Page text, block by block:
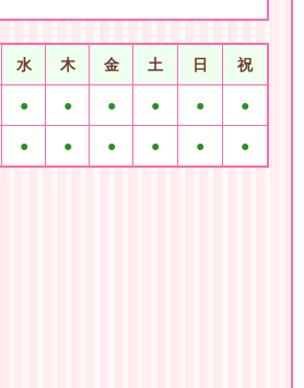
水 木 金 土 日 祝
● ● ● ● ● ●
● ● ● ● ● ●